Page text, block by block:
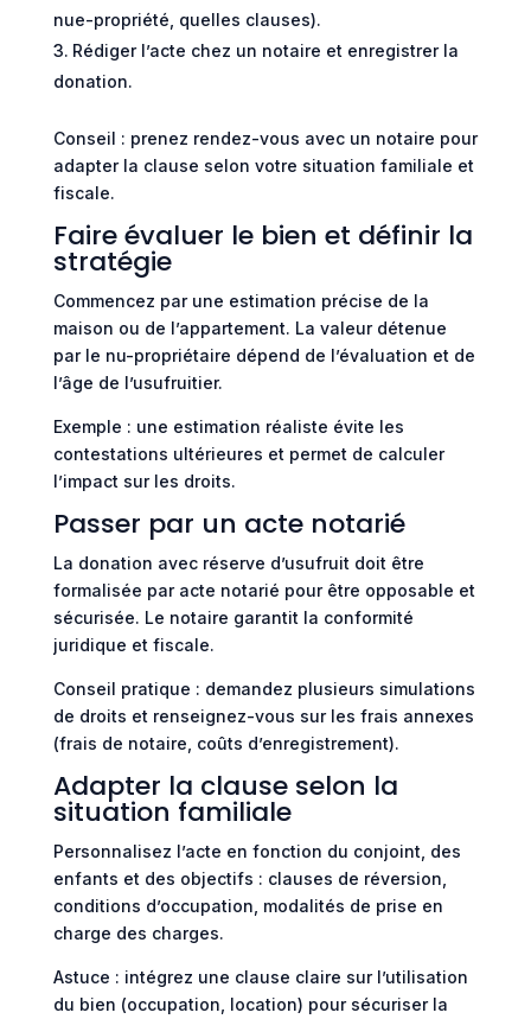
nue-propriété, quelles clauses).
Rédiger l’acte chez un notaire et enregistrer la
donation.
Conseil : prenez rendez-vous avec un notaire pour
adapter la clause selon votre situation familiale et
fiscale.
Faire évaluer le bien et définir la
stratégie
Commencez par une estimation précise de la
maison ou de l’appartement. La valeur détenue
par le nu-propriétaire dépend de l’évaluation et de
l’âge de l’usufruitier.
Exemple : une estimation réaliste évite les
contestations ultérieures et permet de calculer
l’impact sur les droits.
Passer par un acte notarié
La donation avec réserve d’usufruit doit être
formalisée par acte notarié pour être opposable et
sécurisée. Le notaire garantit la conformité
juridique et fiscale.
Conseil pratique : demandez plusieurs simulations
de droits et renseignez-vous sur les frais annexes
(frais de notaire, coûts d’enregistrement).
Adapter la clause selon la
situation familiale
Personnalisez l’acte en fonction du conjoint, des
enfants et des objectifs : clauses de réversion,
conditions d’occupation, modalités de prise en
charge des charges.
Astuce : intégrez une clause claire sur l’utilisation
du bien (occupation, location) pour sécuriser la